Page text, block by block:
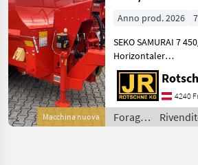
Macchina nuova
Anno prod. 2026
SEKO SAMURAI 7 450/70
Horizontaler
Futtermischwagen Zwei
Mischschnecken mit
Schneidmesser
Doppelseitige
Ausladung Kettenteppich
4240
Foraggiamento
/ Seko